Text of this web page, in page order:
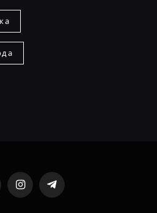
InstagramTelegram